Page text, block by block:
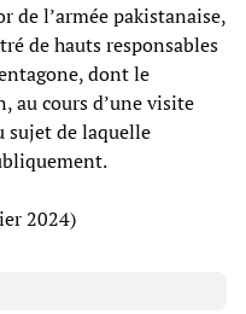
de l’armée pakistanaise,
de hauts responsables
dont le
au cours d’une visite
sujet de laquelle
2024)